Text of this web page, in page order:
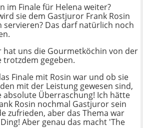
im Finale für Helena weiter?
sie dem Gastjuror Frank Rosin
servieren? Das darf natürlich noch
hat uns die Gourmetköchin von der
trotzdem gegeben.
Finale mit Rosin war und ob sie
mit der Leistung gewesen sind,
absolute Überraschung! Ich hätte
Rosin nochmal Gastjuror sein
zufrieden, aber das Thema war
Aber genau das macht 'The